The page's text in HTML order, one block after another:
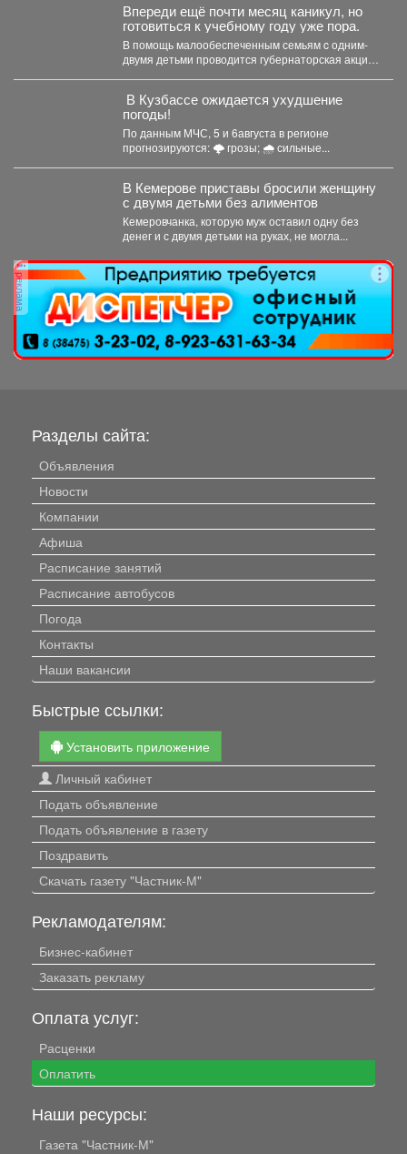
Впереди ещё почти месяц каникул, но
готовиться к учебному году уже пора.
В помощь малообеспеченным семьям c одним-
двумя детьми проводится губернаторская акция
️ В Кузбассе ожидается ухудшение
погоды!
По данным МЧС, 5 и 6августа в регионе
прогнозируются: 🌩 грозы; 🌧 сильные...
В Кемерове приставы бросили женщину
с двумя детьми без алиментов
Кемеровчанка, которую муж оставил одну без
денег и с двумя детьми на руках, не могла...
реклама
Разделы сайта:
Объявления
Новости
Компании
Афиша
Расписание занятий
Расписание автобусов
Погода
Контакты
Наши вакансии
Быстрые ссылки:
Установить приложение
Личный кабинет
Подать объявление
Подать объявление в газету
Поздравить
Скачать газету "Частник-М"
Рекламодателям:
Бизнес-кабинет
Заказать рекламу
Оплата услуг:
Расценки
Оплатить
Наши ресурсы:
Газета "Частник-М"